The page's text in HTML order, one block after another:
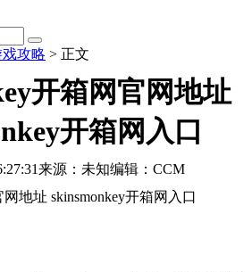
攻略 > 正文
开箱网官网地址
开箱网入口
来源：未知编辑：CCM